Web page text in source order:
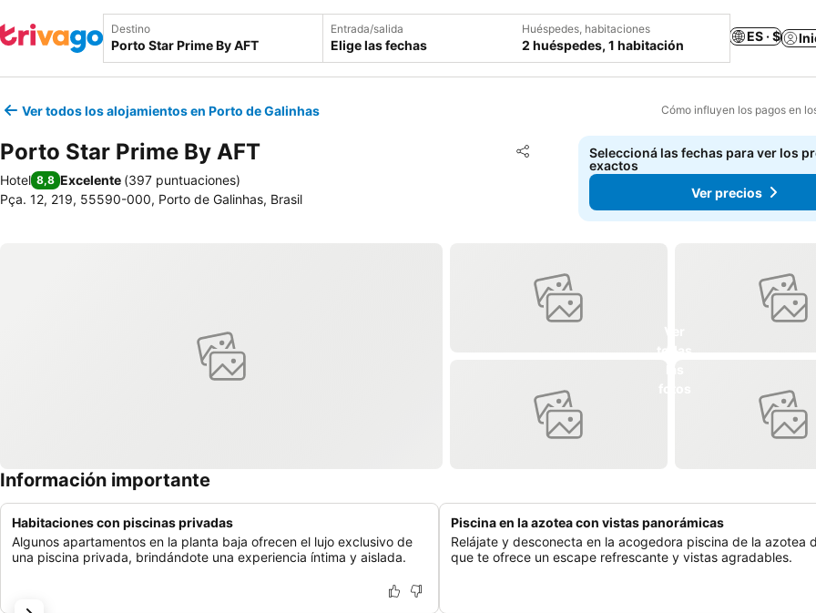
Destino Entrada/salida
Elige las fechas
Huéspedes, habitaciones
2 huéspedes, 1 habitación
ES · $
Ver todos los alojamientos en Porto de Galinhas Cómo influyen los pagos en
Porto Star Prime By AFT Compartir
Añadir a favoritos
Hotel 8,8 Excelente (397 puntuaciones)
Pça. 12, 219, 55590-000, Porto de Galinhas, Brasil
Seleccioná las fechas para ver los
exactos
Ver precios
Información importante
Habitaciones con piscinas privadas
Algunos apartamentos en la planta baja ofrecen el lujo exclusivo de
una piscina privada, brindándote una experiencia íntima y aislada.
Piscina en la azotea con vistas panorámicas
Relájate y desconecta en la acogedora piscina de la azotea
que te ofrece un escape refrescante y vistas agradables.